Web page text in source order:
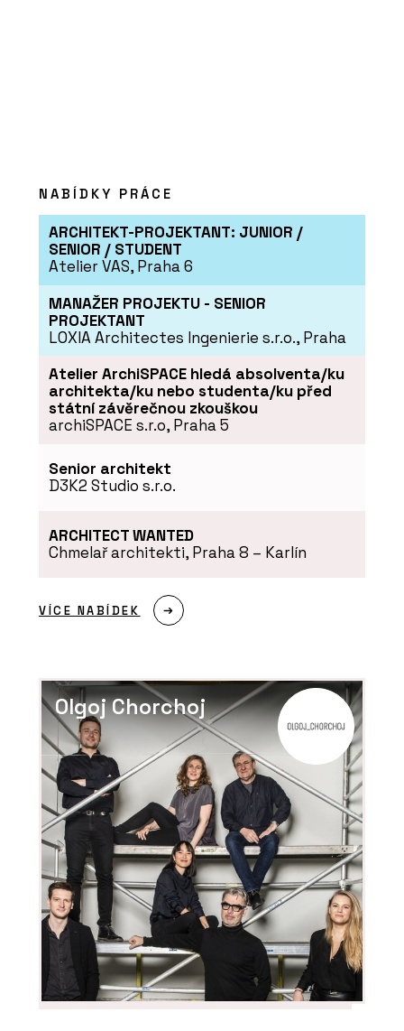
ČLÁNKY
EFEKTA – obkladový systém
promyšlený do všech detailů
ČLÁNKY
NABÍDKY PRÁCE
ARCHITEKT-PROJEKTANT: JUNIOR /
SENIOR / STUDENT
Atelier VAS, Praha 6
MANAŽER PROJEKTU - SENIOR
PROJEKTANT
LOXIA Architectes Ingenierie s.r.o., Praha
Atelier ArchiSPACE hledá absolventa/ku
architekta/ku nebo studenta/ku před
státní závěrečnou zkouškou
archiSPACE s.r.o, Praha 5
Senior architekt
D3K2 Studio s.r.o.
ARCHITECT WANTED
Chmelař architekti, Praha 8 – Karlín
VÍCE NABÍDEK
Olgoj Chorchoj